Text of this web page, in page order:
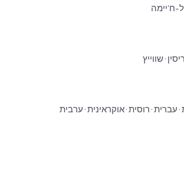
· שווייץ
עברית · רוסית · אוקראינית · ערבית